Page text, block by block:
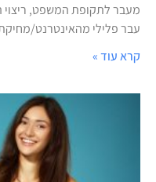
מעבר לתקופת המשפט,
עבר פלילי מהאינטרנט/
קרא עוד »